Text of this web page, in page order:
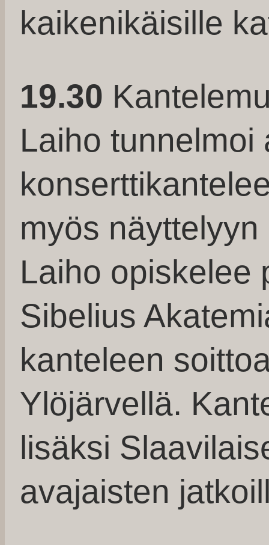
kaikenikäisille
19.30
Laiho tunnelmoi
myös
Laiho opiskelee
Sibelius
kanteleen
Ylöjärvellä.
lisäksi
avajaisten